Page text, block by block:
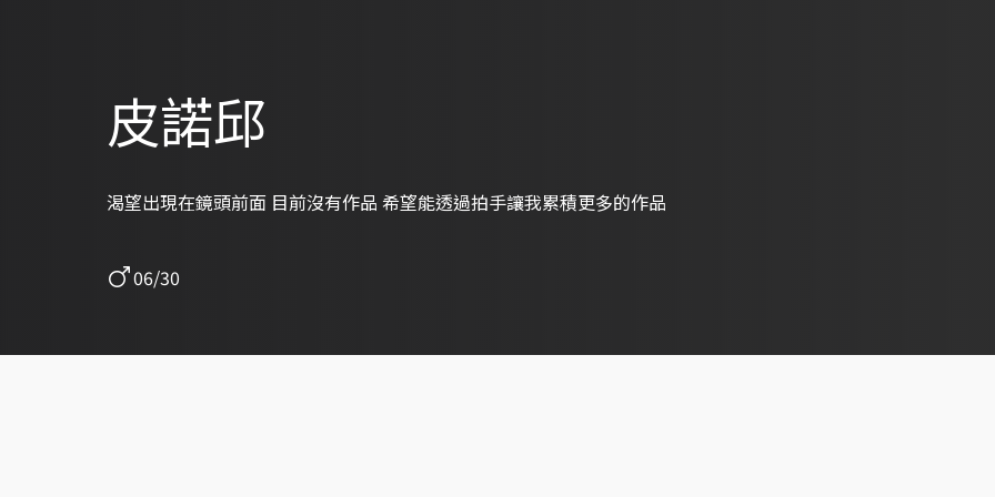
皮諾邱
渴望出現在鏡頭前面 目前沒有作品 希望能透過拍手讓我累積更多的作品
06/30